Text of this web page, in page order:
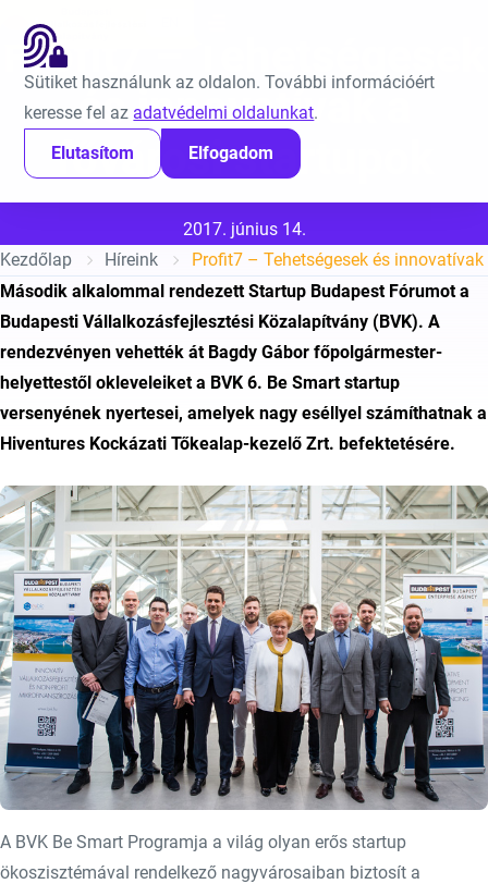
Sütiket használunk az oldalon. További információért
keresse fel az adatvédelmi oldalunkat.
Elutasítom
Elfogadom
Ugrás a tartalomra
Profit7 – Tehetségesek
és innovatívak a
fővárosi startupok
Közzétéve:
2017. június 14.
Kezdőlap
Híreink
Profit7 – Tehetségesek és
Második alkalommal rendezett Startup Budapest Fórumot a
Budapesti Vállalkozásfejlesztési Közalapítvány (BVK). A
rendezvényen vehették át Bagdy Gábor főpolgármester-
helyettestől okleveleiket a BVK 6. Be Smart startup
versenyének nyertesei, amelyek nagy eséllyel számíthatnak a
Hiventures Kockázati Tőkealap-kezelő Zrt. befektetésére.
A BVK Be Smart Programja a világ olyan erős startup
ökoszisztémával rendelkező nagyvárosaiban biztosít a